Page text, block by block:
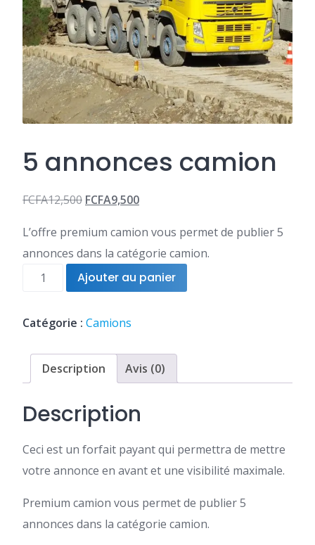
5 annonces camion
FCFA12,500
prix
initial
était :
FCFA9,500
prix
actuel
L’offre premium camion vous permet de publier 5
annonces dans la catégorie camion.
quantité
annonces
Ajouter au panier
Catégorie : Camions
Description Avis (0)
Description
Ceci est un forfait payant qui permettra de mettre
votre annonce en avant et une visibilité maximale.
Premium camion vous permet de publier 5
annonces dans la catégorie camion.